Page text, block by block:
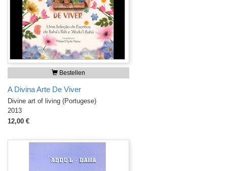
Bestellen
A Divina Arte De Viver
Divine art of living (Portugese)
2013
12,00 €